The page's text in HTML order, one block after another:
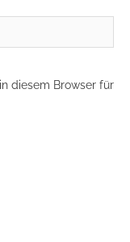
diesem Browser für